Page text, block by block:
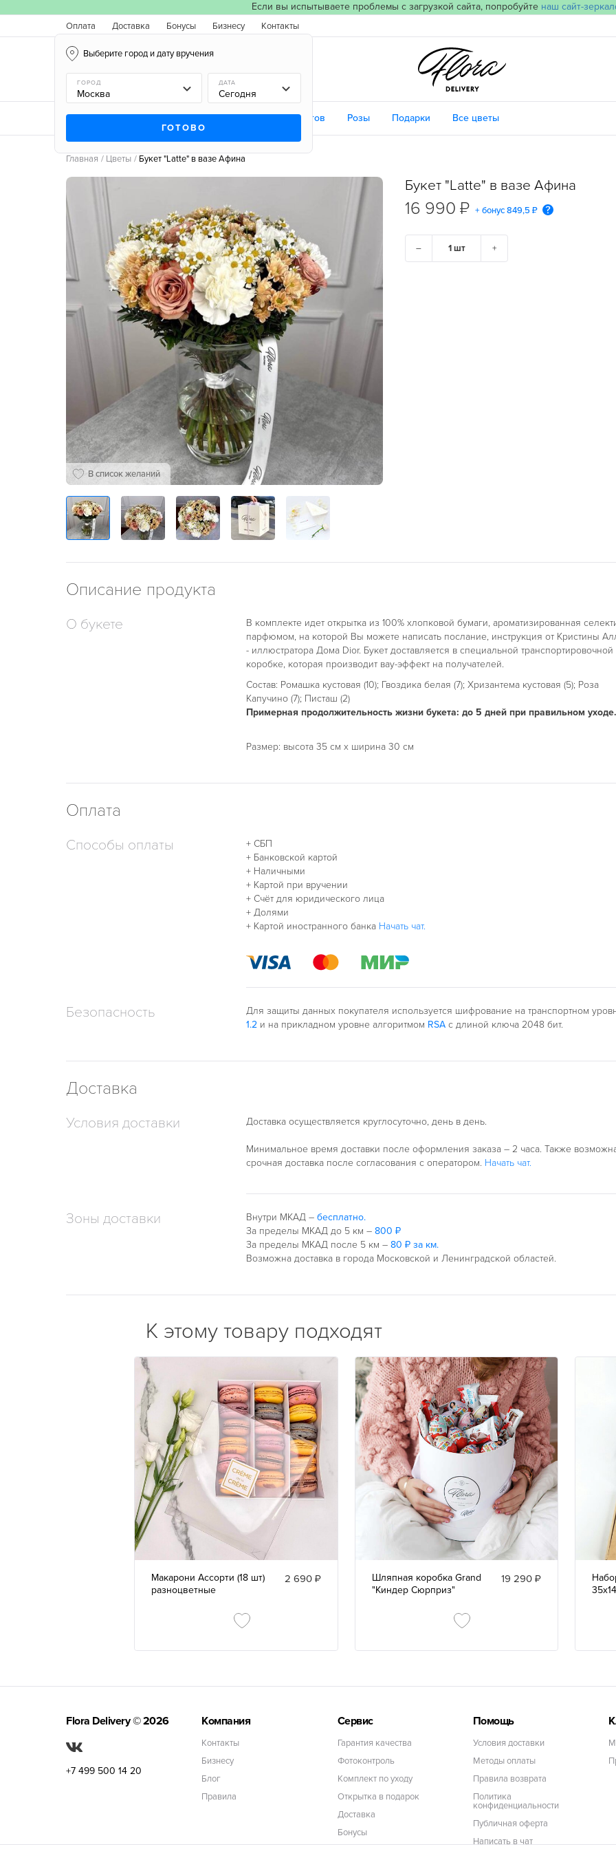
Если вы испытываете проблемы с загрузкой сайта, попробуйте наш сайт-
Оплата Доставка Бонусы Бизнесу Контакты
Новинки Типы букетов Поводы Типы цветов Розы Подарки Все цветы
Главная Цветы Букет "Latte" в вазе Афина
В список желаний
Букет "Latte" в вазе Афина
16 990 ₽ + бонус849,5 ₽
– +
Описание продукта
О букете
В комплекте идет открытка из 100% хлопковой бумаги, ароматизированная
парфюмом, на которой Вы можете написать послание, инструкция от Кристины
- иллюстратора Дома Dior. Букет доставляется в специальной транспортировочной
коробке, которая производит вау-эффект на получателей.
Состав: Ромашка кустовая (10); Гвоздика белая (7); Хризантема кустовая (5); Роза
Капучино (7); Писташ (2)
Примерная продолжительность жизни букета: до 5 дней при правильном уходе.
Размер: высота 35 см х ширина 30 см
Оплата
Способы оплаты
+ СБП
+ Банковской картой
+ Наличными
+ Картой при вручении
+ Счёт для юридического лица
+ Долями
+ Картой иностранного банка Начать чат.
Безопасность Для защиты данных покупателя используется шифрование на транспортном
1.2 и на прикладном уровне алгоритмом RSA с длиной ключа 2048 бит.
Доставка
Условия доставки Доставка осуществляется круглосуточно, день в день.
Минимальное время доставки после оформления заказа – 2 часа. Также
срочная доставка после согласования с оператором. Начать чат.
Зоны доставки Внутри МКАД – бесплатно.
За пределы МКАД до 5 км – 800 ₽
За пределы МКАД после 5 км – 80 ₽ за км.
Возможна доставка в города Московской и Ленинградской областей.
К этому товару подходят
Макарони Ассорти (18 шт)
разноцветные
2 690 ₽
Шляпная коробка Grand
"Киндер Сюрприз"
19 290 ₽
Flora Delivery© 2026
+7 499 500 14 20
Компания
Контакты
Бизнесу
Блог
Правила
Сервис
Гарантия качества
Фотоконтроль
Комплект по уходу
Открытка в подарок
Доставка
Бонусы
Помощь
Условия доставки
Методы оплаты
Правила возврата
Политика
конфиденциальности
Публичная оферта
Написать в чат
Выберите город и дату вручения
ГОРОД ДАТА
ГОТОВО